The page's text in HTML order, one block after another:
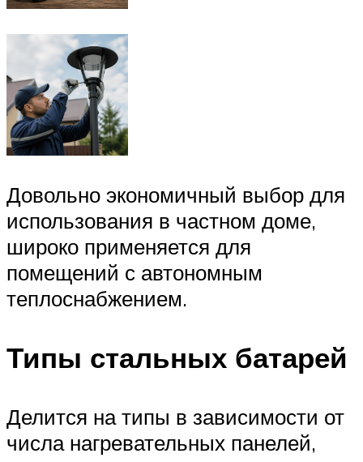
Довольно экономичный выбор для
использования в частном доме,
широко применяется для
помещений с автономным
теплоснабжением.
Типы стальных батарей
Делится на типы в зависимости от
числа нагревательных панелей,